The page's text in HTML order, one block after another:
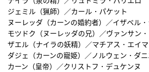
ジェミル（猟師）／カール・パケット
ヌーレッダ（カーンの婚約者）／イザベル
モツドク（ヌーレッダの兄）／ヴァンサン
ザエル（ナイラの妖精）／マチアス・エイ
ダジェ（カーンの寵姫）／ノルウェン・ダ
カーン（皇帝）／クリストフ・デュケンヌ